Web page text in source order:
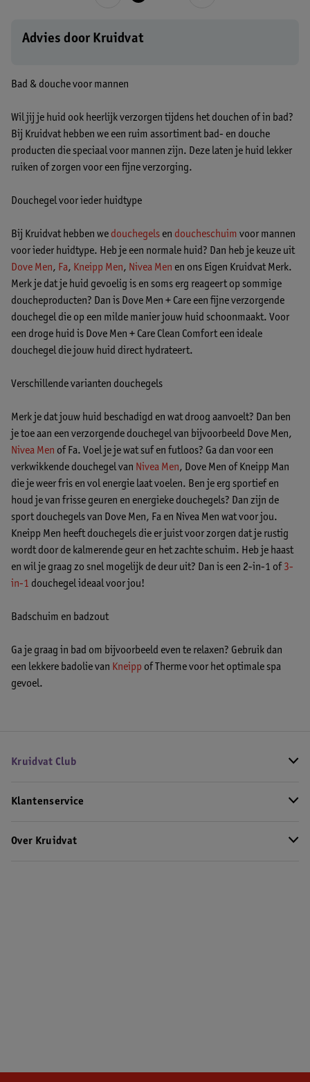
Advies door Kruidvat
Bad & douche voor mannen
Wil jij je huid ook heerlijk verzorgen tijdens het douchen of in bad?
Bij Kruidvat hebben we een ruim assortiment bad- en douche
producten die speciaal voor mannen zijn. Deze laten je huid lekker
ruiken of zorgen voor een fijne verzorging.
Douchegel voor ieder huidtype
Bij Kruidvat hebben we douchegels en doucheschuim voor mannen
voor ieder huidtype. Heb je een normale huid? Dan heb je keuze uit
Dove Men, Fa, Kneipp Men, Nivea Men en ons Eigen Kruidvat Merk.
Merk je dat je huid gevoelig is en soms erg reageert op sommige
doucheproducten? Dan is Dove Men + Care een fijne verzorgende
douchegel die op een milde manier jouw huid schoonmaakt. Voor
een droge huid is Dove Men + Care Clean Comfort een ideale
douchegel die jouw huid direct hydrateert.
Verschillende varianten douchegels
Merk je dat jouw huid beschadigd en wat droog aanvoelt? Dan ben
je toe aan een verzorgende douchegel van bijvoorbeeld Dove Men,
Nivea Men of Fa. Voel je je wat suf en futloos? Ga dan voor een
verkwikkende douchegel van Nivea Men, Dove Men of Kneipp Man
die je weer fris en vol energie laat voelen. Ben je erg sportief en
houd je van frisse geuren en energieke douchegels? Dan zijn de
sport douchegels van Dove Men, Fa en Nivea Men wat voor jou.
Kneipp Men heeft douchegels die er juist voor zorgen dat je rustig
wordt door de kalmerende geur en het zachte schuim. Heb je haast
en wil je graag zo snel mogelijk de deur uit? Dan is een 2-in-1 of 3-
in-1 douchegel ideaal voor jou!
Badschuim en badzout
Ga je graag in bad om bijvoorbeeld even te relaxen? Gebruik dan
een lekkere badolie van Kneipp of Therme voor het optimale spa
gevoel.
Kruidvat Club
Klantenservice
Over Kruidvat